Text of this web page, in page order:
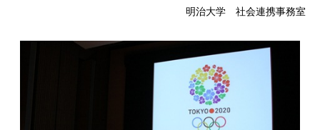
明治大学 社会連携事務室